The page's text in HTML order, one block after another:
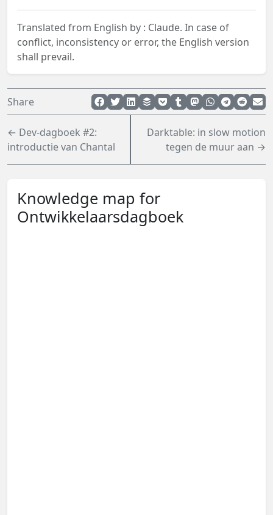
Translated from English by : Claude. In case of
conflict, inconsistency or error, the English version
shall prevail.
Share
← Dev-dagboek #2:
introductie van Chantal
Darktable: in slow motion
tegen de muur aan →
Knowledge map for
Ontwikkelaarsdagboek